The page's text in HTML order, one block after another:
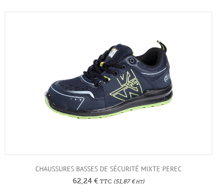
CHAUSSURES BASSES DE SÉCURITÉ MIXTE PEREC
62,24 € TTC (51,87€HT)